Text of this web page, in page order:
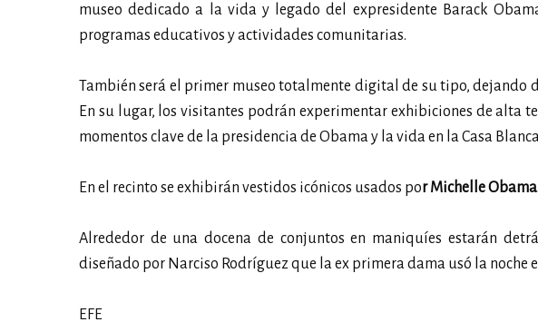
museo dedicado a la vida y legado del expresidente Barack
programas educativos y actividades comunitarias.
También será el primer museo totalmente digital de su tipo, dejando
En su lugar, los visitantes podrán experimentar exhibiciones de alta
momentos clave de la presidencia de Obama y la vida en la Casa
En el recinto se exhibirán vestidos icónicos usados por Michelle
Alrededor de una docena de conjuntos en maniquíes estarán
diseñado por Narciso Rodríguez que la ex primera dama usó la noche
EFE